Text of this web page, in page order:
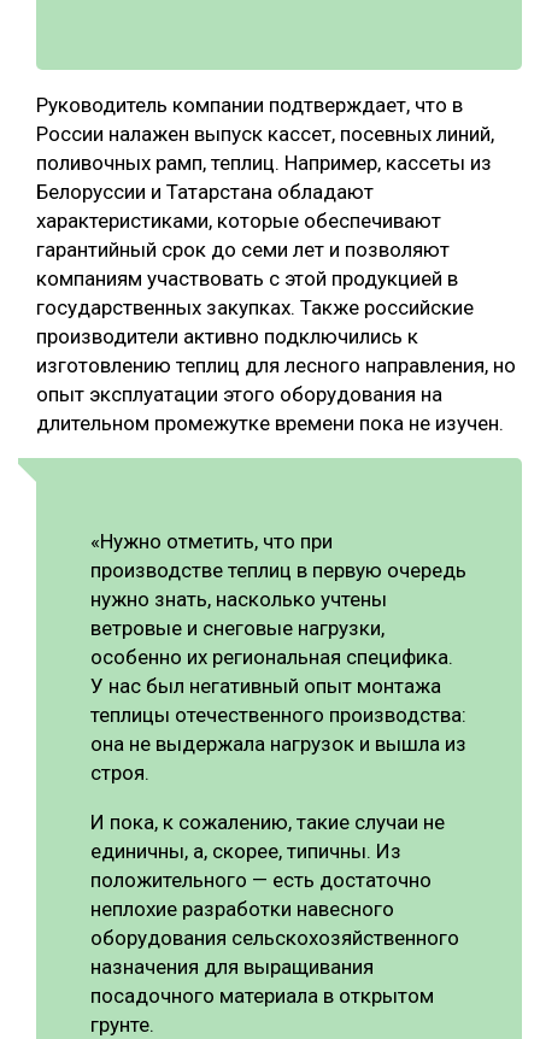
Руководитель компании подтверждает, что в
России налажен выпуск кассет, посевных линий,
поливочных рамп, теплиц. Например, кассеты из
Белоруссии и Татарстана обладают
характеристиками, которые обеспечивают
гарантийный срок до семи лет и позволяют
компаниям участвовать с этой продукцией в
государственных закупках. Также российские
производители активно подключились к
изготовлению теплиц для лесного направления, но
опыт эксплуатации этого оборудования на
длительном промежутке времени пока не изучен.
«Нужно отметить, что при
производстве теплиц в первую очередь
нужно знать, насколько учтены
ветровые и снеговые нагрузки,
особенно их региональная специфика.
У нас был негативный опыт монтажа
теплицы отечественного производства:
она не выдержала нагрузок и вышла из
строя.
И пока, к сожалению, такие случаи не
единичны, а, скорее, типичны. Из
положительного — есть достаточно
неплохие разработки навесного
оборудования сельскохозяйственного
назначения для выращивания
посадочного материала в открытом
грунте.